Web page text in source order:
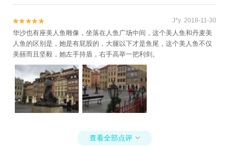
征，并成为了这座城市的城徽。大家有机会能去到，希望能够感受到

 J*y 2018-11-30
华沙也有座美人鱼雕像，坐落在人鱼广场中间，这个美人鱼和丹麦美
人鱼的区别是，她是有屁股的，大腿以下才是鱼尾，这个美人鱼不仅
美丽而且坚毅，她左手持盾，右手高举一把利剑。
查看全部点评 